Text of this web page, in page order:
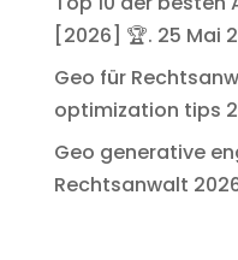
[2026] 🏆. 25 Mai
Geo für
optimization tips
Geo generative
Rechtsanwalt